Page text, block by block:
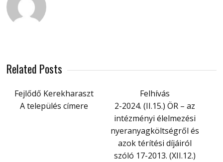
Related Posts
Fejlődő Kerekharaszt
Felhívás
A település címere
2-2024. (II.15.) ÖR – az
intézményi élelmezési
nyeranyagköltségről és
azok térítési díjáiról
szóló 17-2013. (XII.12.)